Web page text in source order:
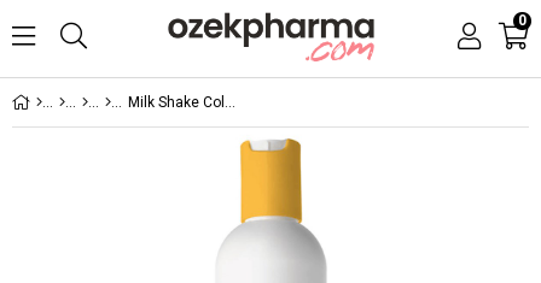
0
Milk Shake Color Maintaner Cond 300 ML